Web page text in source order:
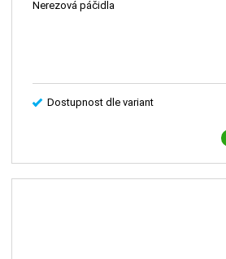
Nerezová páčidla
Dostupnost dle variant